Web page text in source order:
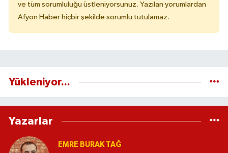
ve tüm sorumluluğu üstleniyorsunuz. Yazılan yorumlardan
Afyon Haber hiçbir şekilde sorumlu tutulamaz.
Yükleniyor...
Yazarlar
EMRE BURAK TAĞ